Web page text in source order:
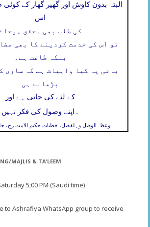
البتہ بدون کاوش اور گھیر گھار کے کوئی
اس
کی طلب بھی محقق ہوجاۓ
تو اس کی خدمت کردینے کا بھی
بلکہ طاعت ہے۔
باقی یہ کیا واہیات ہے کہ ساری
بڑھانے ہی
کے لئے کی جاتی ہے اور
اپنے وصول کی فکر نہیں ۔
وعظ: الوصل وہلفصل، خطبات حکیم الامت رح، جلد 15/ص
MAJLIS & TA’LEEM
5;00 PM (Saudi time)
to Ashrafiya WhatsApp group to receive